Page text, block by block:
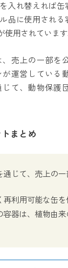
入れ替えれば
品に使用され
用されています
売上の一部を
運営している
じて、動物保護
まとめ
通じて、売上の
再利用可能な缶を
容器は、植物由